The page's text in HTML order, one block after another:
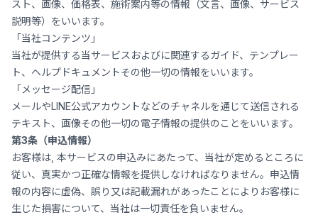
スト、画像、価格表、施術案内等の情報（文言、画像、サービス
説明等）をいいます。
「当社コンテンツ」
当社が提供する当サービスおよびに関連するガイド、テンプレー
ト、ヘルプドキュメントその他一切の情報をいいます。
「メッセージ配信」
メールやLINE公式アカウントなどのチャネルを通じて送信される
テキスト、画像その他一切の電子情報の提供のことをいいます。
第3条（申込情報）
お客様は, 本サービスの申込みにあたって、当社が定めるところに
従い、真実かつ正確な情報を提供しなければなりません。申込情
報の内容に虚偽、誤り又は記載漏れがあったことによりお客様に
生じた損害について、当社は一切責任を負いません。